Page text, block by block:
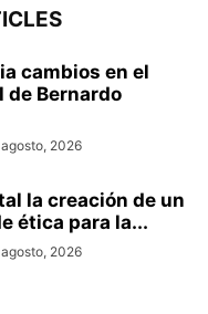
cambios en el
de Bernardo
2026
la creación de un
ética para la...
2026